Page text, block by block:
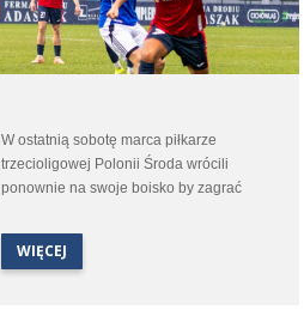
W ostatnią sobotę marca piłkarze
trzecioligowej Polonii Środa wrócili
ponownie na swoje boisko by zagrać
była Cartusia Kartuzy. Jesienią w
Kartuzach w starciu obu ekip był remis 1:1
WIĘCEJ